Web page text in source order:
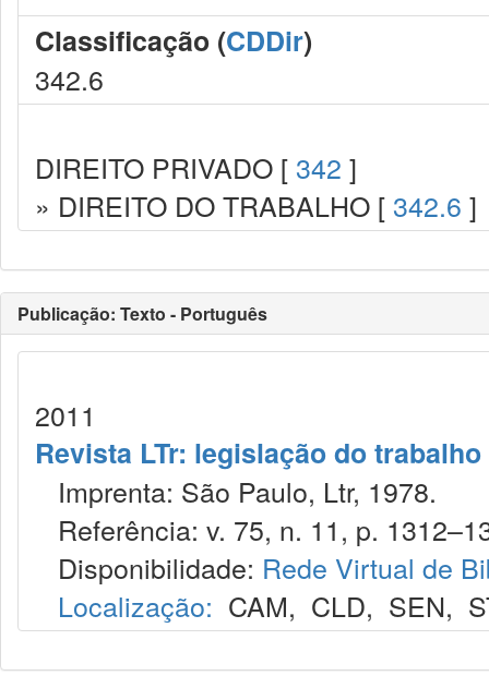
Classificação (CDDir)
342.6
DIREITO PRIVADO [ 342 ]
» DIREITO DO TRABALHO [ 342.6 ]
Publicação: Texto - Português
2011
Revista LTr: legislação do trabalho
Imprenta: São Paulo, Ltr, 1978.
Referência: v. 75, n. 11, p.
Disponibilidade: Rede Virtual de
Localização: CAM, CLD, SEN,